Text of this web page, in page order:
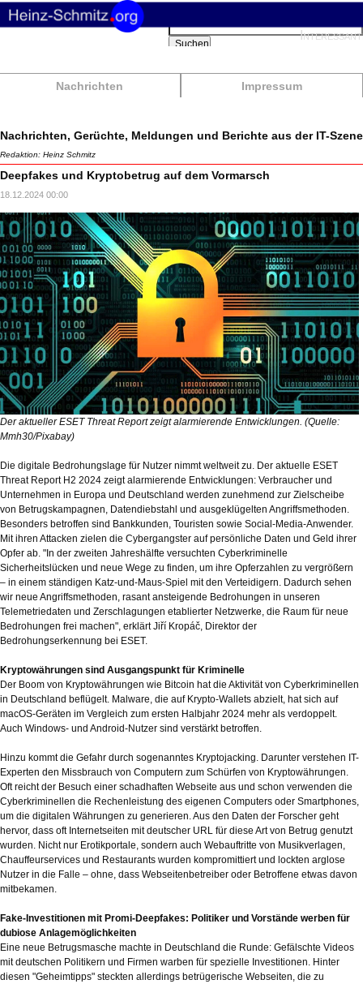
Nachrichten Impressum
Suchbegriffe
Suchen
Nachrichten, Gerüchte, Meldungen und Berichte aus der IT-Szene
Redaktion: Heinz Schmitz
Deepfakes und Kryptobetrug auf dem Vormarsch
18.12.2024 00:00
Der aktueller ESET Threat Report zeigt alarmierende Entwicklungen. (Quelle:
Mmh30/Pixabay)
Die digitale Bedrohungslage für Nutzer nimmt weltweit zu. Der aktuelle ESET
Threat Report H2 2024 zeigt alarmierende Entwicklungen: Verbraucher und
Unternehmen in Europa und Deutschland werden zunehmend zur Zielscheibe
von Betrugskampagnen, Datendiebstahl und ausgeklügelten Angriffsmethoden.
Besonders betroffen sind Bankkunden, Touristen sowie Social-Media-Anwender.
Mit ihren Attacken zielen die Cybergangster auf persönliche Daten und Geld ihrer
Opfer ab. "In der zweiten Jahreshälfte versuchten Cyberkriminelle
Sicherheitslücken und neue Wege zu finden, um ihre Opferzahlen zu vergrößern
– in einem ständigen Katz-und-Maus-Spiel mit den Verteidigern. Dadurch sehen
wir neue Angriffsmethoden, rasant ansteigende Bedrohungen in unseren
Telemetriedaten und Zerschlagungen etablierter Netzwerke, die Raum für neue
Bedrohungen frei machen", erklärt Jiří Kropáč, Direktor der
Bedrohungserkennung bei ESET.
Kryptowährungen sind Ausgangspunkt für Kriminelle
Der Boom von Kryptowährungen wie Bitcoin hat die Aktivität von Cyberkriminellen
in Deutschland beflügelt. Malware, die auf Krypto-Wallets abzielt, hat sich auf
macOS-Geräten im Vergleich zum ersten Halbjahr 2024 mehr als verdoppelt.
Auch Windows- und Android-Nutzer sind verstärkt betroffen.
Hinzu kommt die Gefahr durch sogenanntes Kryptojacking. Darunter verstehen IT-
Experten den Missbrauch von Computern zum Schürfen von Kryptowährungen.
Oft reicht der Besuch einer schadhaften Webseite aus und schon verwenden die
Cyberkriminellen die Rechenleistung des eigenen Computers oder Smartphones,
um die digitalen Währungen zu generieren. Aus den Daten der Forscher geht
hervor, dass oft Internetseiten mit deutscher URL für diese Art von Betrug genutzt
wurden. Nicht nur Erotikportale, sondern auch Webauftritte von Musikverlagen,
Chauffeurservices und Restaurants wurden kompromittiert und lockten arglose
Nutzer in die Falle – ohne, dass Webseitenbetreiber oder Betroffene etwas davon
mitbekamen.
Fake-Investitionen mit Promi-Deepfakes: Politiker und Vorstände werben für
dubiose Anlagemöglichkeiten
Eine neue Betrugsmasche machte in Deutschland die Runde: Gefälschte Videos
mit deutschen Politikern und Firmen warben für spezielle Investitionen. Hinter
diesen "Geheimtipps" steckten allerdings betrügerische Webseiten, die zu